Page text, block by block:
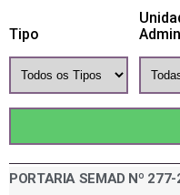
Tipo
PORTARIA SEMAD Nº